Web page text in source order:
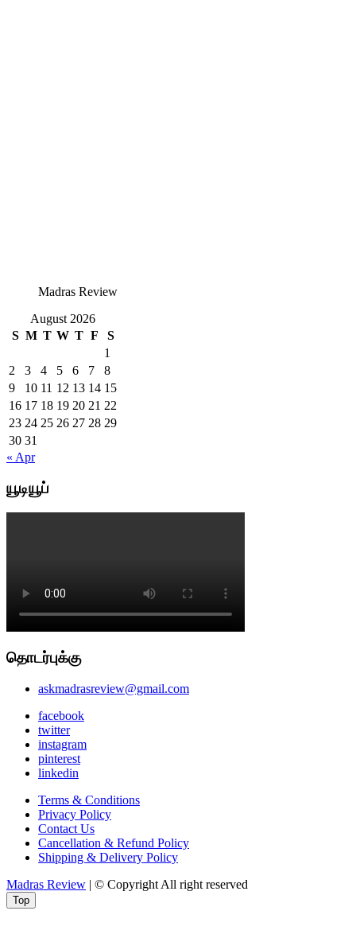
Madras Review
August 2026
S M T W T F
S
1
2
3 4 5 6 7
8
9
10 11 12 13 14 15
16 17 18 19 20 21 22
23 24 25 26 27 28 29
30 31
« Apr
யூடியூப்
தொடர்புக்கு
askmadrasreview@gmail.com
facebook
twitter
instagram
pinterest
linkedin
Terms & Conditions
Privacy Policy
Contact Us
Cancellation & Refund Policy
Shipping & Delivery Policy
Madras Review | © Copyright All right reserved
Top